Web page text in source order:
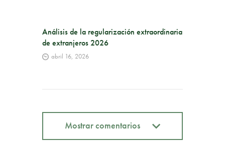
Análisis de la regularización extraordinaria
de extranjeros 2026
abril 16, 2026
Mostrar comentarios